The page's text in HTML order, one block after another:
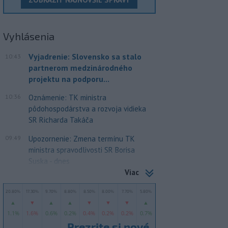
Vyhlásenia
10:43
Vyjadrenie: Slovensko sa stalo
partnerom medzinárodného
projektu na podporu...
10:36
Oznámenie: TK ministra
pôdohospodárstva a rozvoja vidieka
SR Richarda Takáča
09:49
Upozornenie: Zmena termínu TK
ministra spravodlivosti SR Borisa
Suska - dnes
Viac